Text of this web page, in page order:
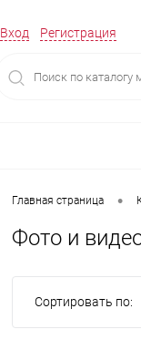
Вход Регистрация
Главная страница •
Фото и
Сортировать по: